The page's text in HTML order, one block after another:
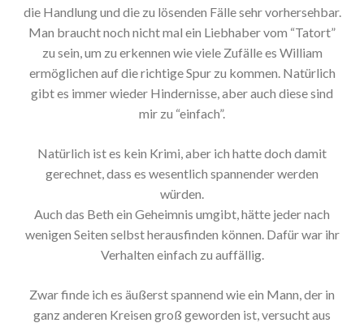
die Handlung und die zu lösenden Fälle sehr vorhersehbar.
Man braucht noch nicht mal ein Liebhaber vom “Tatort”
zu sein, um zu erkennen wie viele Zufälle es William
ermöglichen auf die richtige Spur zu kommen. Natürlich
gibt es immer wieder Hindernisse, aber auch diese sind
mir zu “einfach”.
Natürlich ist es kein Krimi, aber ich hatte doch damit
gerechnet, dass es wesentlich spannender werden
würden.
Auch das Beth ein Geheimnis umgibt, hätte jeder nach
wenigen Seiten selbst herausfinden können. Dafür war ihr
Verhalten einfach zu auffällig.
Zwar finde ich es äußerst spannend wie ein Mann, der in
ganz anderen Kreisen groß geworden ist, versucht aus